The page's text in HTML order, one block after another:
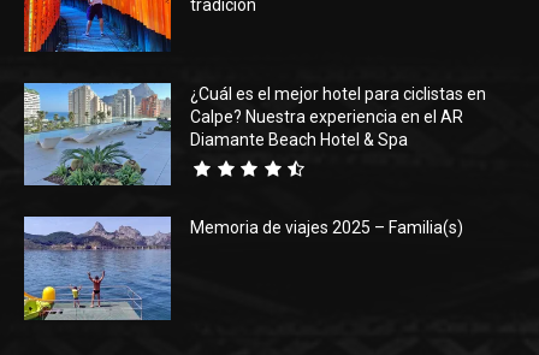
tradición
¿Cuál es el mejor hotel para ciclistas en
Calpe? Nuestra experiencia en el AR
Diamante Beach Hotel & Spa
Memoria de viajes 2025 – Familia(s)